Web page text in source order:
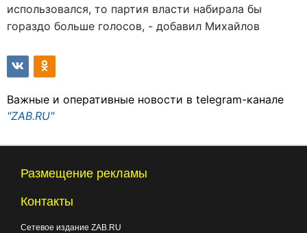
использовался, то партия власти набирала бы
гораздо больше голосов, - добавил Михайлов
Важные и оперативные новости в telegram-канале
"ZAB.RU"
Размещение рекламы
Контакты
Сетевое издание ZAB.RU